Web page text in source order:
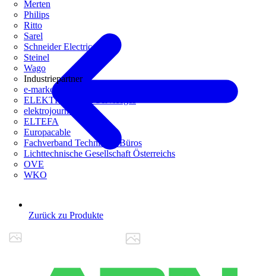
Merten
Philips
Ritto
Sarel
Schneider Electric
Steinel
Wago
Industriepartner
e-marke
ELEKTRO Daten Serviceges
elektrojournal
ELTEFA
Europacable
Fachverband Technische Büros
Lichttechnische Gesellschaft Österreichs
OVE
WKO
Zurück zu Produkte